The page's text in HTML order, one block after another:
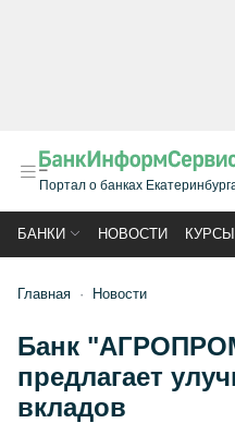
Портал о банках
БАНКИ НОВОСТИ
Главная Новости
Банк
предлагает
вкладов